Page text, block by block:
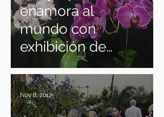
enamora al
mundo con
exhibición de
orquídeas.
Nov 8, 2017